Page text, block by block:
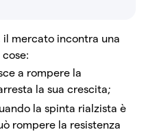
mercato incontra una
a rompere la
la sua crescita;
la spinta rialzista è
rompere la resistenza